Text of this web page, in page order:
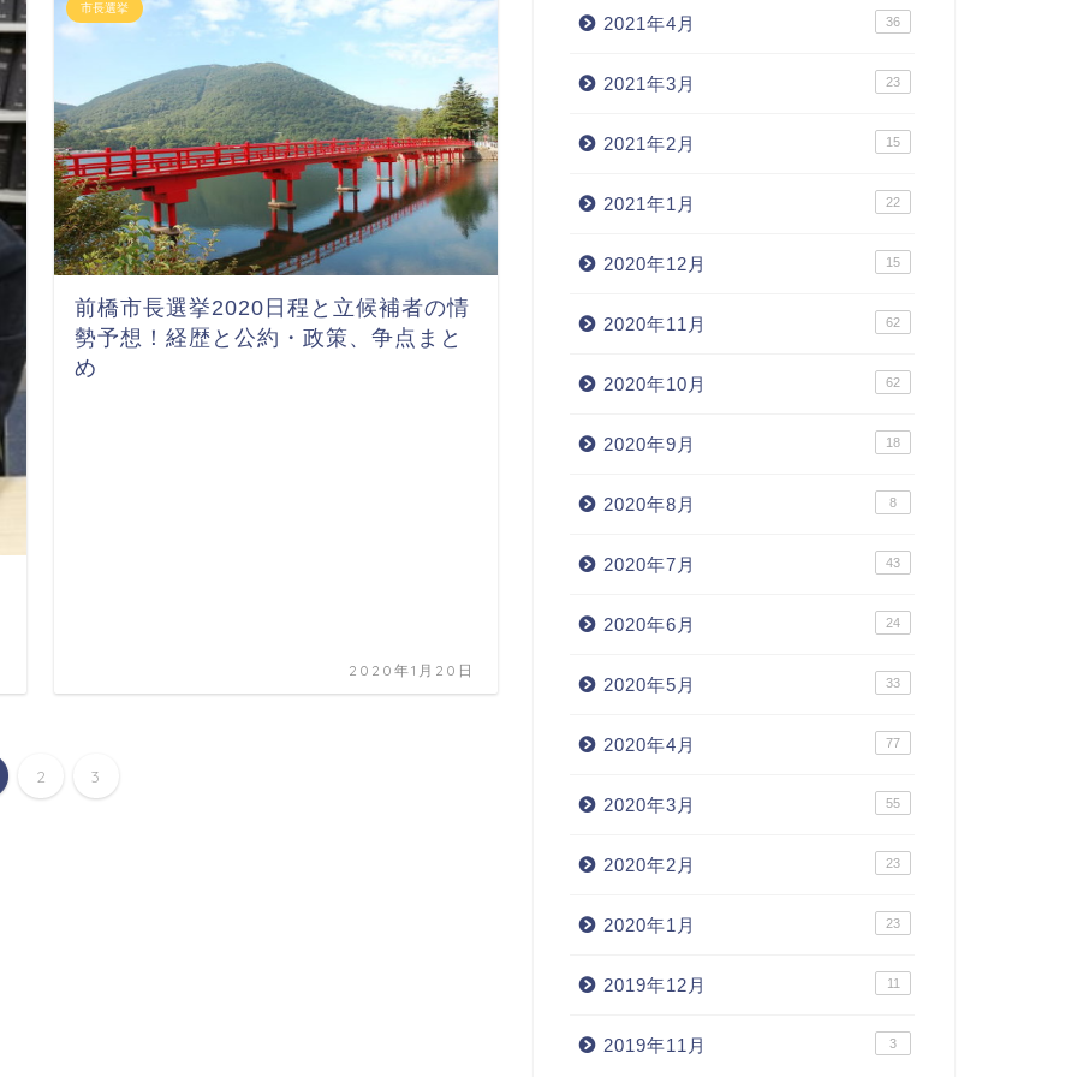
市長選挙
前橋市長選挙2020日程と立候補者の情
勢予想！経歴と公約・政策、争点まと
め
2020年1月20日
2 3
2021年4月 36
2021年3月 23
2021年2月 15
2021年1月 22
2020年12月 15
2020年11月 62
2020年10月 62
2020年9月 18
2020年8月 8
2020年7月 43
2020年6月 24
2020年5月 33
2020年4月 77
2020年3月 55
2020年2月 23
2020年1月 23
2019年12月 11
2019年11月 3